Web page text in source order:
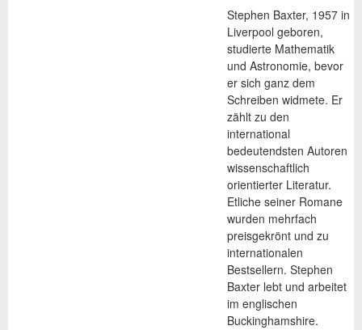
Stephen Baxter, 1957 in
Liverpool geboren,
studierte Mathematik
und Astronomie, bevor
er sich ganz dem
Schreiben widmete. Er
zählt zu den
international
bedeutendsten Autoren
wissenschaftlich
orientierter Literatur.
Etliche seiner Romane
wurden mehrfach
preisgekrönt und zu
internationalen
Bestsellern. Stephen
Baxter lebt und arbeitet
im englischen
Buckinghamshire.